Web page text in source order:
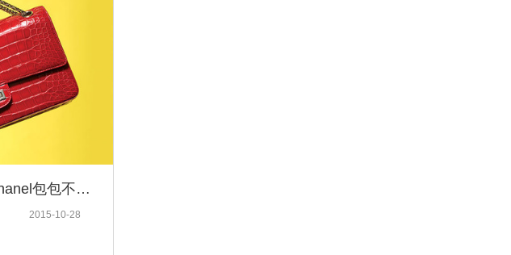
买得贵不如买得值！Chanel包包不再永久保养，快入手这些升值的手袋才不亏
2015-10-28